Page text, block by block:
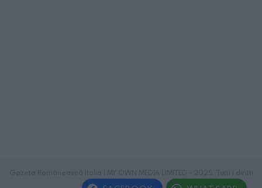
riservati.